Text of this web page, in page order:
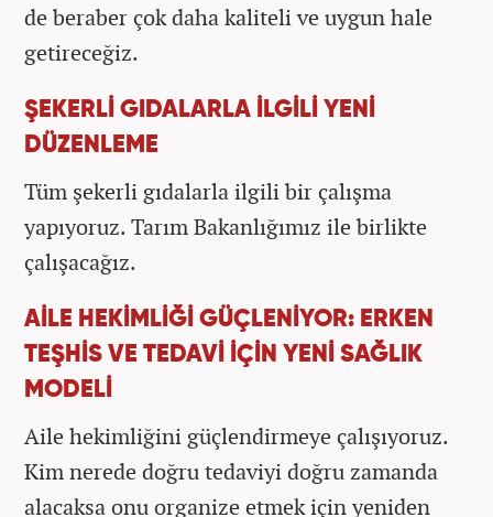
de beraber çok daha kaliteli ve uygun hale
getireceğiz.
ŞEKERLİ GIDALARLA İLGİLİ YENİ
DÜZENLEME
Tüm şekerli gıdalarla ilgili bir çalışma
yapıyoruz. Tarım Bakanlığımız ile birlikte
çalışacağız.
AİLE HEKİMLİĞİ GÜÇLENİYOR: ERKEN
TEŞHİS VE TEDAVİ İÇİN YENİ SAĞLIK
MODELİ
Aile hekimliğini güçlendirmeye çalışıyoruz.
Kim nerede doğru tedaviyi doğru zamanda
alacaksa onu organize etmek için yeniden